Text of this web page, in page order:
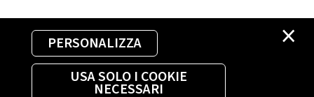
×
PERSONALIZZA
USA SOLO I COOKIE
NECESSARI